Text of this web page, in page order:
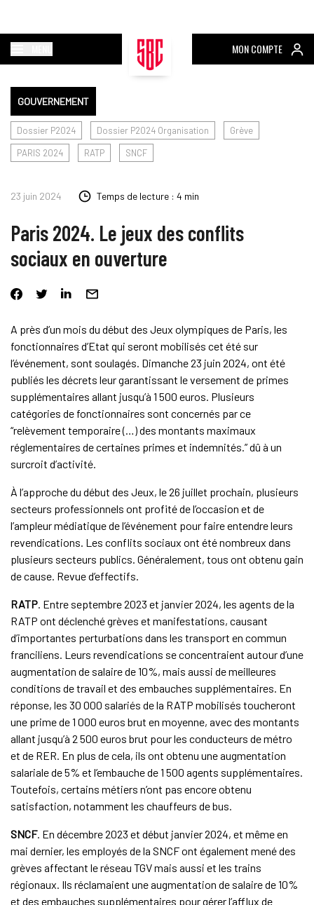
MON COMPTE
GOUVERNEMENT
Dossier P2024 Dossier P2024 Organisation
Grève
PARIS 2024
RATP SNCF
23 juin 2024 Temps de lecture : 4 min
Paris 2024. Le jeux des conflits
sociaux en ouverture
A près d’un mois du début des Jeux olympiques de Paris, les
fonctionnaires d’Etat qui seront mobilisés cet été sur
l’événement, sont soulagés. Dimanche 23 juin 2024, ont été
publiés les décrets leur garantissant le versement de primes
supplémentaires allant jusqu’à 1 500 euros. Plusieurs
catégories de fonctionnaires sont concernés par ce
“relèvement temporaire (…) des montants maximaux
réglementaires de certaines primes et indemnités.” dû à un
surcroit d’activité.
À l’approche du début des Jeux, le 26 juillet prochain, plusieurs
secteurs professionnels ont profité de l’occasion et de
l’ampleur médiatique de l’événement pour faire entendre leurs
revendications. Les conflits sociaux ont été nombreux dans
plusieurs secteurs publics. Généralement, tous ont obtenu gain
de cause. Revue d’effectifs.
RATP. Entre septembre 2023 et janvier 2024, les agents de la
RATP ont déclenché grèves et manifestations, causant
d’importantes perturbations dans les transport en commun
franciliens. Leurs revendications se concentraient autour d’une
augmentation de salaire de 10%, mais aussi de meilleures
conditions de travail et des embauches supplémentaires. En
réponse, les 30 000 salariés de la RATP mobilisés toucheront
une prime de 1 000 euros brut en moyenne, avec des montants
allant jusqu’à 2 500 euros brut pour les conducteurs de métro
et de RER. En plus de cela, ils ont obtenu une augmentation
salariale de 5% et l’embauche de 1 500 agents supplémentaires.
Toutefois, certains métiers n’ont pas encore obtenu
satisfaction, notamment les chauffeurs de bus.
SNCF. En décembre 2023 et début janvier 2024, et même en
mai dernier, les employés de la SNCF ont également mené des
grèves affectant le réseau TGV mais aussi et les trains
régionaux. Ils réclamaient une augmentation de salaire de 10%
et des embauches supplémentaires pour gérer l’afflux de